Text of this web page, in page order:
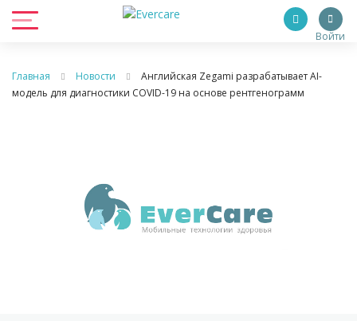
Войти
Главная Новости
Английская Zegami разрабатывает AI-
модель для диагностики COVID-19 на основе рентгенограмм